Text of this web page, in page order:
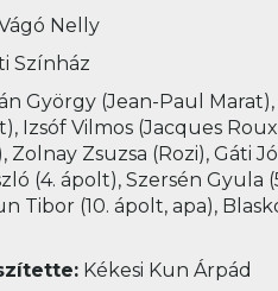
Nelly
Színház
György (Jean-Paul
Izsóf Vilmos (Jacques
Zsuzsa (Rozi), Gáti
(4. ápolt), Szersén Gyula
Tibor (10. ápolt, apa),
Kékesi Kun Árpád